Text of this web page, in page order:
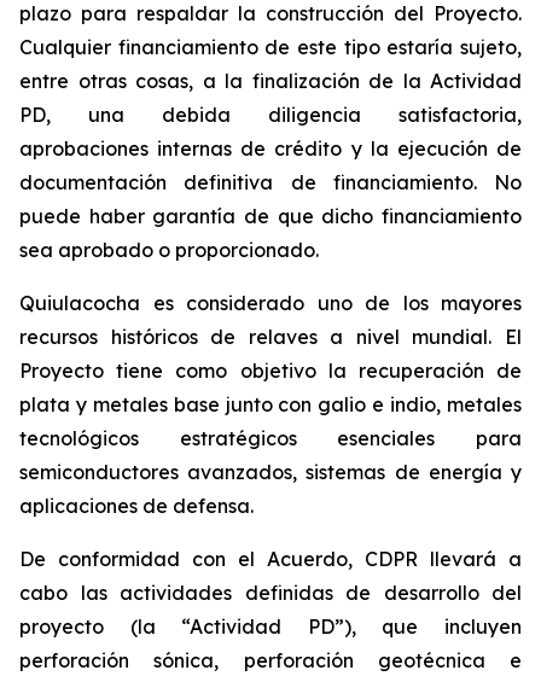
plazo para respaldar la construcción del Proyecto.
Cualquier financiamiento de este tipo estaría sujeto,
entre otras cosas, a la finalización de la Actividad
PD, una debida diligencia satisfactoria,
aprobaciones internas de crédito y la ejecución de
documentación definitiva de financiamiento. No
puede haber garantía de que dicho financiamiento
sea aprobado o proporcionado.
Quiulacocha es considerado uno de los mayores
recursos históricos de relaves a nivel mundial. El
Proyecto tiene como objetivo la recuperación de
plata y metales base junto con galio e indio, metales
tecnológicos estratégicos esenciales para
semiconductores avanzados, sistemas de energía y
aplicaciones de defensa.
De conformidad con el Acuerdo, CDPR llevará a
cabo las actividades definidas de desarrollo del
proyecto (la “Actividad PD”), que incluyen
perforación sónica, perforación geotécnica e